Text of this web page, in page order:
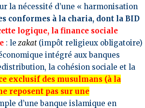
la nécessité d’une « harmonisation
conformes à la charia, dont la BID
logique, la finance sociale
: le zakat(impôt religieux obligatoire)
intégré aux banques
la cohésion sociale et la
exclusif des musulmans (à la
reposent pas sur une
d’une banque islamique en